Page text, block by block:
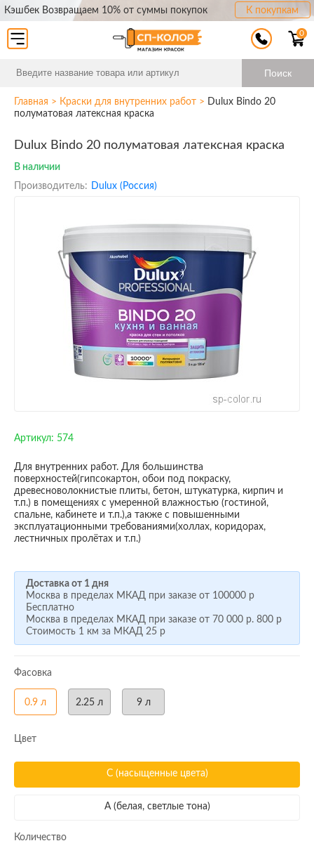
Кэшбек Возвращаем 10% от суммы покупок К покупкам
Поиск
0
Главная > Краски для внутренних работ > Dulux Bindo 20
полуматовая латексная краска
Dulux Bindo 20 полуматовая латексная краска
В наличии
Производитель: Dulux (Россия)
Артикул: 574
Для внутренних работ. Для большинства
поверхностей(гипсокартон, обои под покраску,
древесноволокнистые плиты, бетон, штукатурка, кирпич и
т.п.) в помещениях с умеренной влажностью (гостиной,
спальне, кабинете и т.п.),а также с повышенными
эксплуатационными требованиями(холлах, коридорах,
лестничных пролётах и т.п.)
Доставка от 1 дня
Москва в пределах МКАД при заказе от 100000 р
Бесплатно
Москва в пределах МКАД при заказе от 70 000 р. 800 р
Стоимость 1 км за МКАД 25 р
Фасовка
0.9 л 2.25 л 9 л
Цвет
C(насыщенные цвета)
A(белая, светлые тона)
Количество